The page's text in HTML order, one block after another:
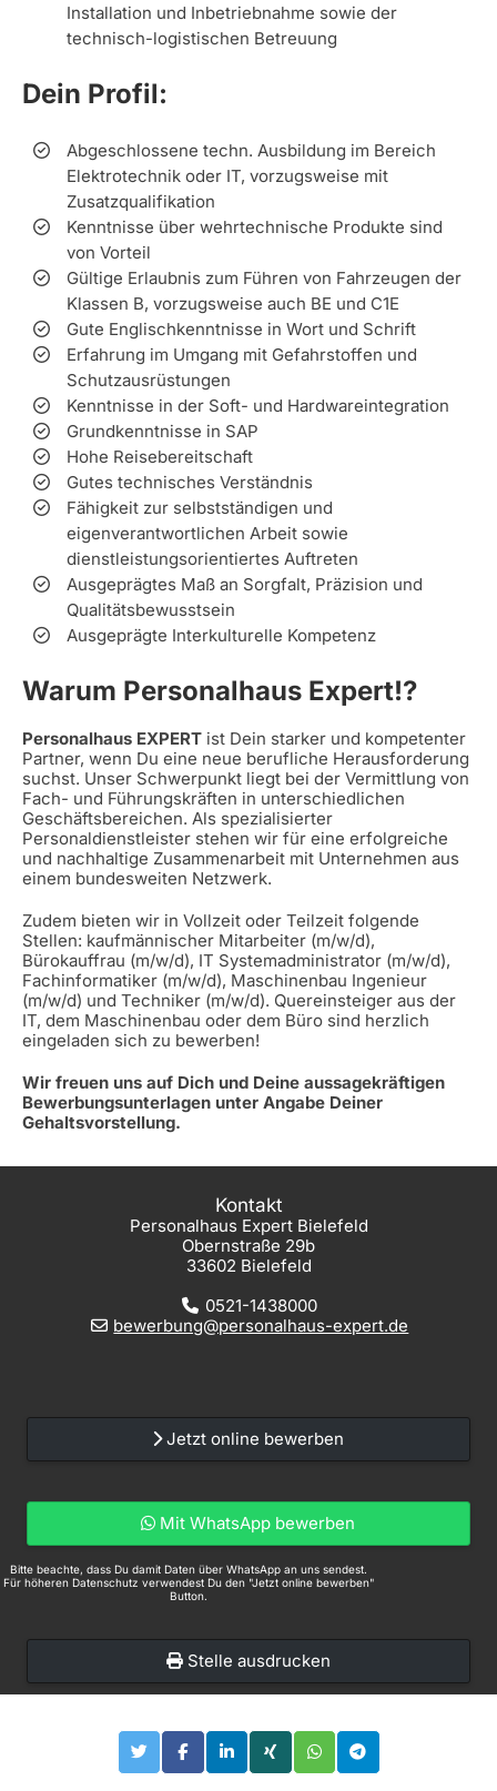
Installation und Inbetriebnahme sowie der
technisch-logistischen Betreuung
Dein Profil:
Abgeschlossene techn. Ausbildung im Bereich
Elektrotechnik oder IT, vorzugsweise mit
Zusatzqualifikation
Kenntnisse über wehrtechnische Produkte sind
von Vorteil
Gültige Erlaubnis zum Führen von Fahrzeugen der
Klassen B, vorzugsweise auch BE und C1E
Gute Englischkenntnisse in Wort und Schrift
Erfahrung im Umgang mit Gefahrstoffen und
Schutzausrüstungen
Kenntnisse in der Soft- und Hardwareintegration
Grundkenntnisse in SAP
Hohe Reisebereitschaft
Gutes technisches Verständnis
Fähigkeit zur selbstständigen und
eigenverantwortlichen Arbeit sowie
dienstleistungsorientiertes Auftreten
Ausgeprägtes Maß an Sorgfalt, Präzision und
Qualitätsbewusstsein
Ausgeprägte Interkulturelle Kompetenz
Warum Personalhaus Expert!?
Personalhaus EXPERT ist Dein starker und kompetenter
Partner, wenn Du eine neue berufliche Herausforderung
suchst. Unser Schwerpunkt liegt bei der Vermittlung von
Fach- und Führungskräften in unterschiedlichen
Geschäftsbereichen. Als spezialisierter
Personaldienstleister stehen wir für eine erfolgreiche
und nachhaltige Zusammenarbeit mit Unternehmen aus
einem bundesweiten Netzwerk.
Zudem bieten wir in Vollzeit oder Teilzeit folgende
Stellen: kaufmännischer Mitarbeiter (m/w/d),
Bürokauffrau (m/w/d), IT Systemadministrator (m/w/d),
Fachinformatiker (m/w/d), Maschinenbau Ingenieur
(m/w/d) und Techniker (m/w/d). Quereinsteiger aus der
IT, dem Maschinenbau oder dem Büro sind herzlich
eingeladen sich zu bewerben!
Wir freuen uns auf Dich und Deine aussagekräftigen
Bewerbungsunterlagen unter Angabe Deiner
Gehaltsvorstellung.
Kontakt
Personalhaus Expert Bielefeld
Obernstraße 29b
33602 Bielefeld
0521-1438000
bewerbung@personalhaus-expert.de
Jetzt online bewerben
Mit WhatsApp bewerben
Bitte beachte, dass Du damit Daten über WhatsApp an uns sendest.
Für höheren Datenschutz verwendest Du den "Jetzt online bewerben"
Button.
Stelle ausdrucken